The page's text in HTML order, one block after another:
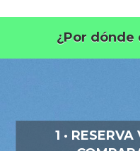
¿Por dónde
1 ·